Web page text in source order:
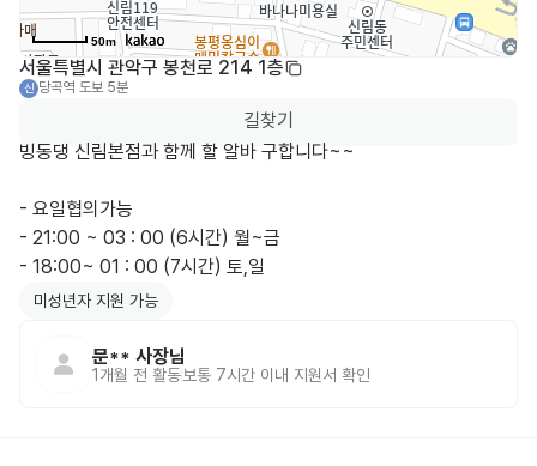
50m
서울특별시 관악구 봉천로 214 1층
신 당곡역 도보 5분
길찾기
빙동댕 신림본점과 함께 할 알바 구합니다~~
- 요일협의가능
- 21:00 ~ 03 : 00 (6시간) 월~금
- 18:00~ 01 : 00 (7시간) 토,일
미성년자 지원 가능
문** 사장님
1개월 전 활동보통 7시간 이내 지원서 확인